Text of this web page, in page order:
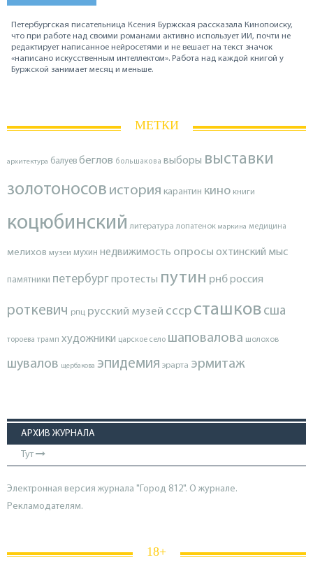
Петербургская писательница Ксения Буржская рассказала Кинопоиску,
что при работе над своими романами активно использует ИИ, почти не
редактирует написанное нейросетями и не вешает на текст значок
«написано искусственным интеллектом». Работа над каждой книгой у
Буржской занимает месяц и меньше.
МЕТКИ
архитектура балуев беглов большакова выборы выставки
золотоносов история карантин кино книги
коцюбинский литература лопатенок маркина медицина
мелихов музеи мухин недвижимость опросы охтинский мыс
памятники петербургпротесты путин рнброссия
роткевич рпц русский музей ссср сташков сша
тороева трамп художники царское село шаповалова шолохов
шувалов щербакова эпидемия эрарта эрмитаж
АРХИВ ЖУРНАЛА
Тут
Электронная версия журнала "Город 812". О журнале.
Рекламодателям.
18+